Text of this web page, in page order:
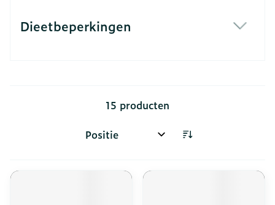
Dieetbeperkingen
15 producten
Sorteer op: